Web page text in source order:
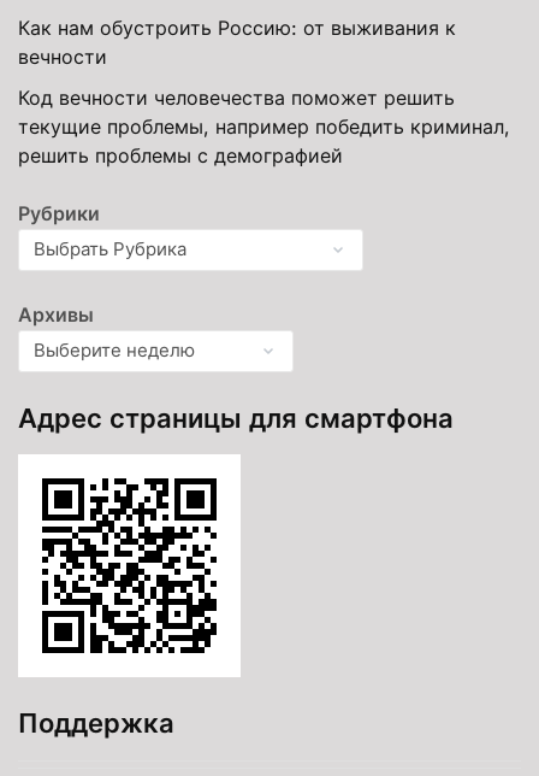
Как нам обустроить Россию: от выживания к
вечности
Код вечности человечества поможет решить
текущие проблемы, например победить криминал,
решить проблемы с демографией
Рубрики
Архивы
Адрес страницы для смартфона
Поддержка